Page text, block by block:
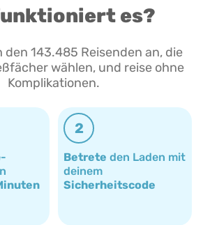
es?
den 143.485 Reisenden an, die
wählen, und reise ohne
Komplikationen.
2
Betrete den Laden mit
deinem
Sicherheitscode